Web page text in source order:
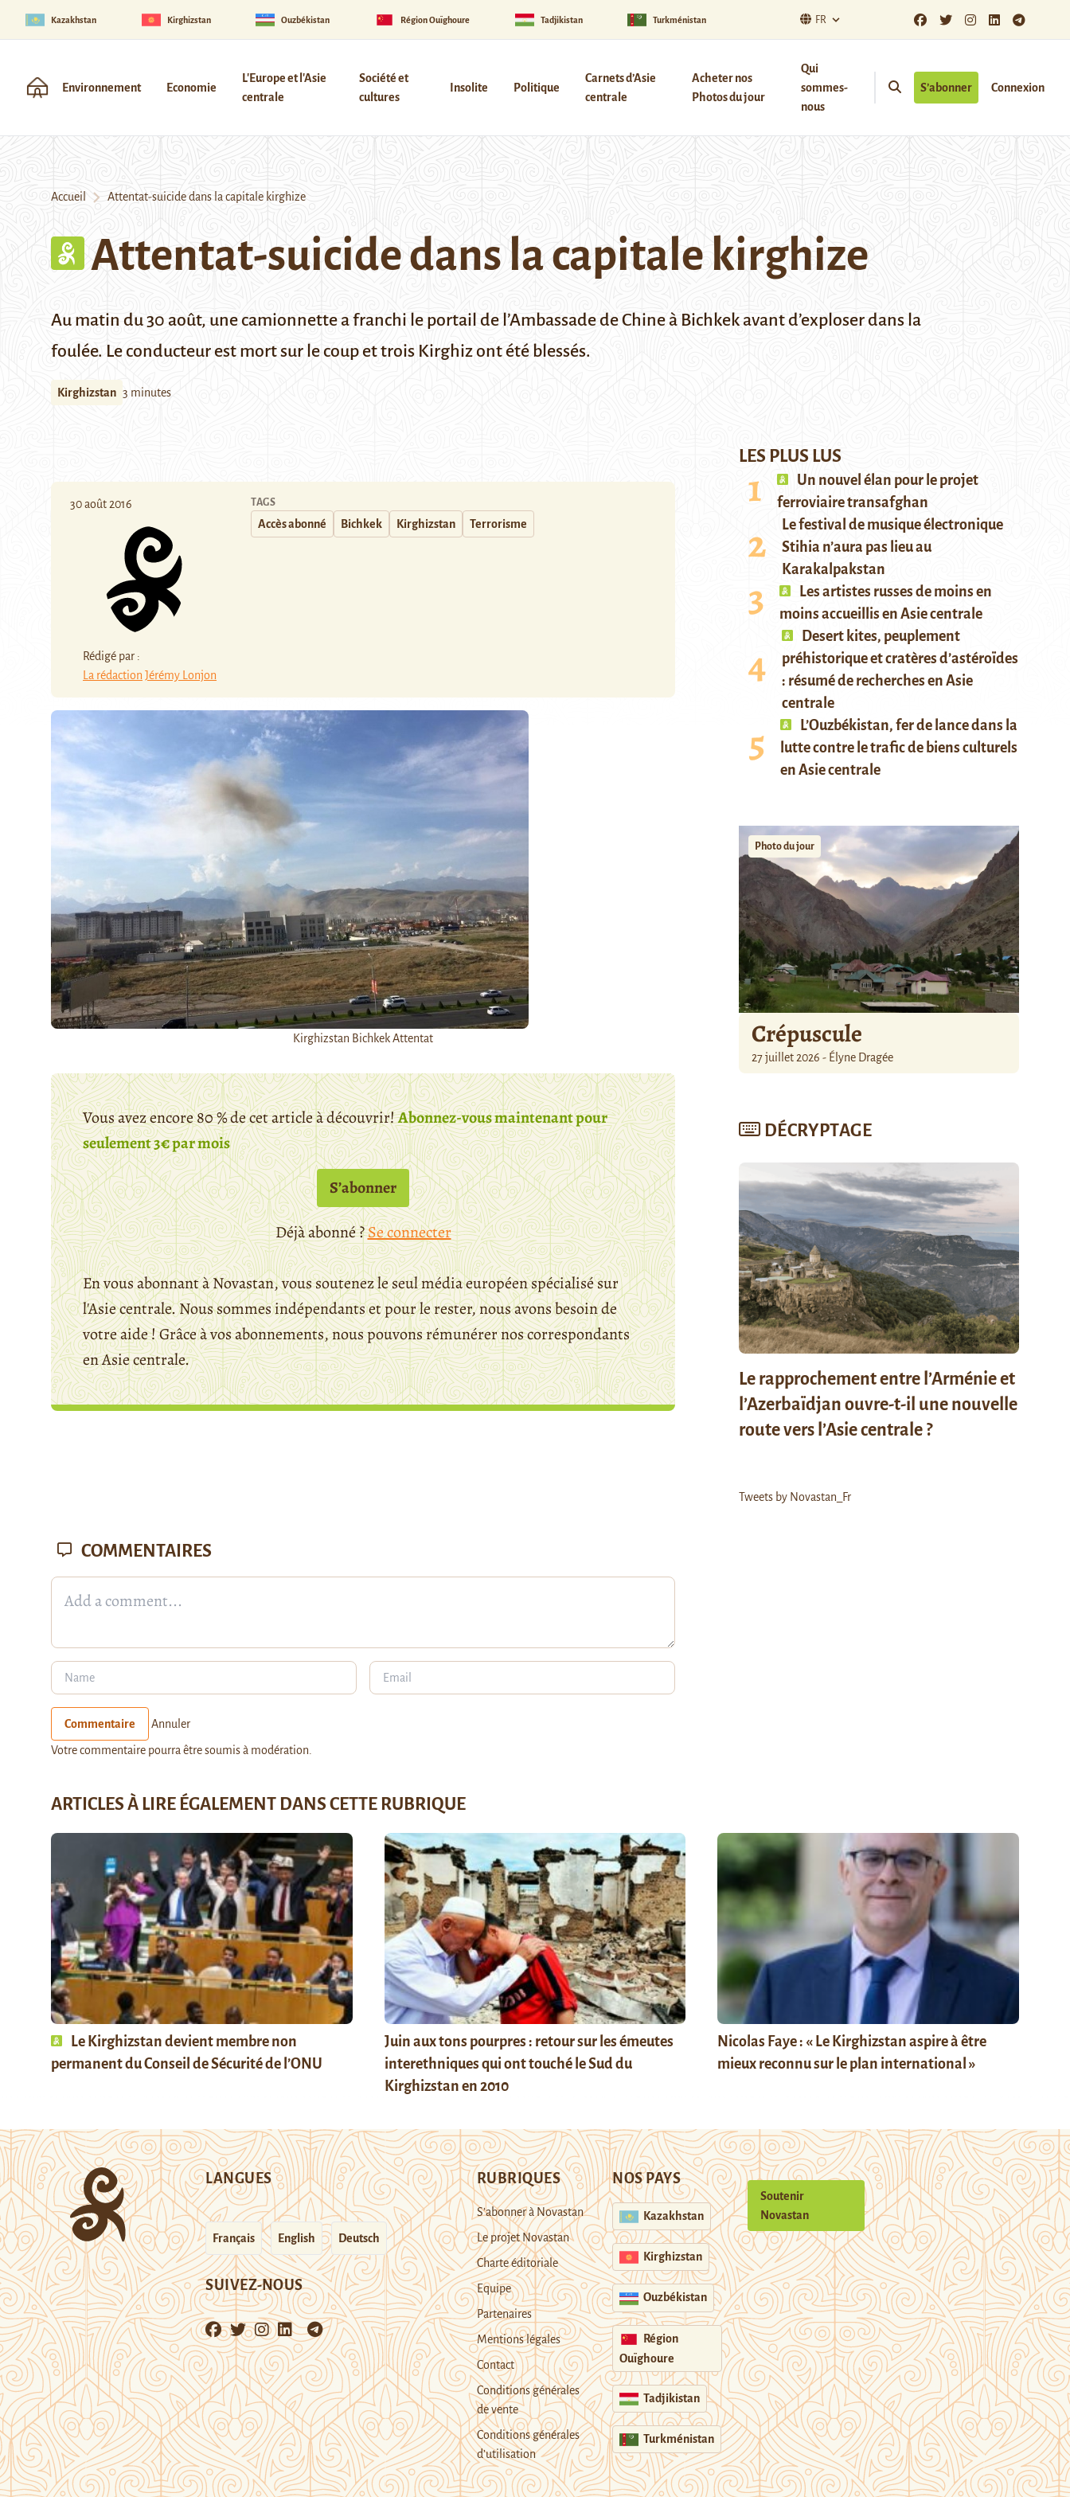
Kazakhstan Kirghizstan Ouzbékistan Région Ouïghoure Tadjikistan Turkménistan FR
Environnement Economie
L'Europe et l'Asie
centrale
Société et
cultures
Insolite Politique
Carnets d’Asie
centrale
Acheter nos
Photos du jour
Qui
sommes-
nous
S’abonner Connexion
Accueil Attentat-suicide dans la capitale kirghize
Attentat-suicide dans la capitale kirghize
Au matin du 30 août, une camionnette a franchi le portail de l’Ambassade de Chine à Bichkek avant d’exploser dans la
foulée. Le conducteur est mort sur le coup et trois Kirghiz ont été blessés.
Kirghizstan 3 minutes
30 août 2016
Rédigé par :
La rédaction Jérémy Lonjon
TAGS
Accès abonné Bichkek Kirghizstan Terrorisme
Kirghizstan Bichkek Attentat
Vous avez encore 80 % de cet article à découvrir!Abonnez-vous maintenant pour
seulement 3€ par mois
S’abonner
Déjà abonné ?Se connecter
En vous abonnant à Novastan, vous soutenez le seul média européen spécialisé sur
l'Asie centrale. Nous sommes indépendants et pour le rester, nous avons besoin de
votre aide ! Grâce à vos abonnements, nous pouvons rémunérer nos correspondants
en Asie centrale.
LES PLUS LUS
Un nouvel élan pour le projet
ferroviaire transafghan
Le festival de musique électronique
Stihia n’aura pas lieu au
Karakalpakstan
Les artistes russes de moins en
moins accueillis en Asie centrale
Desert kites, peuplement
préhistorique et cratères d’astéroïdes
: résumé de recherches en Asie
centrale
L’Ouzbékistan, fer de lance dans la
lutte contre le trafic de biens culturels
en Asie centrale
Photo du jour
Crépuscule
27 juillet 2026 - Élyne Dragée
DÉCRYPTAGE
Le rapprochement entre l’Arménie et
l’Azerbaïdjan ouvre-t-il une nouvelle
route vers l’Asie centrale ?
Tweets by Novastan_Fr
COMMENTAIRES
Commentaire Annuler
Votre commentaire pourra être soumis à modération.
ARTICLES À LIRE ÉGALEMENT DANS CETTE RUBRIQUE
Le Kirghizstan devient membre non
permanent du Conseil de Sécurité de l’ONU
Juin aux tons pourpres : retour sur les émeutes
interethniques qui ont touché le Sud du
Kirghizstan en 2010
Nicolas Faye : « Le Kirghizstan aspire à être
mieux reconnu sur le plan international »
LANGUES
Français English Deutsch
SUIVEZ-NOUS
RUBRIQUES
S’abonner à Novastan
Le projet Novastan
Charte éditoriale
Equipe
Partenaires
Mentions légales
Contact
Conditions générales
de vente
Conditions générales
d’utilisation
NOS PAYS
Kazakhstan
Kirghizstan
Ouzbékistan
Région
Ouïghoure
Tadjikistan
Turkménistan
Soutenir
Novastan